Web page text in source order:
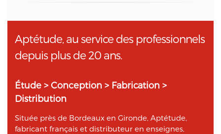
Aptétude, au service des professionnels
depuis plus de 20 ans.
Étude > Conception > Fabrication >
Distribution
Située près de Bordeaux en Gironde, Aptétude,
fabricant français et distributeur en enseignes,